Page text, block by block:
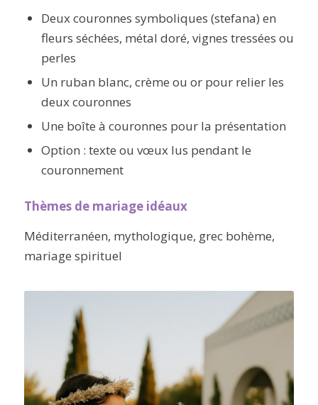
Deux couronnes symboliques (stefana) en
fleurs séchées, métal doré, vignes tressées ou
perles
Un ruban blanc, crème ou or pour relier les
deux couronnes
Une boîte à couronnes pour la présentation
Option : texte ou vœux lus pendant le
couronnement
Thèmes de mariage idéaux
Méditerranéen, mythologique, grec bohème,
mariage spirituel